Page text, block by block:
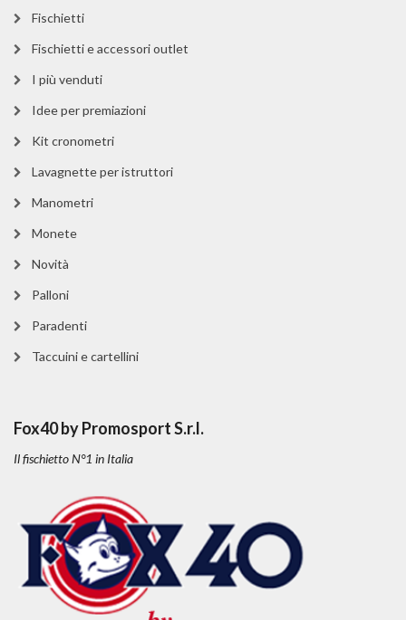
Fischietti
Fischietti e accessori outlet
I più venduti
Idee per premiazioni
Kit cronometri
Lavagnette per istruttori
Manometri
Monete
Novità
Palloni
Paradenti
Taccuini e cartellini
Fox40 by Promosport S.r.l.
Il fischietto N°1 in Italia